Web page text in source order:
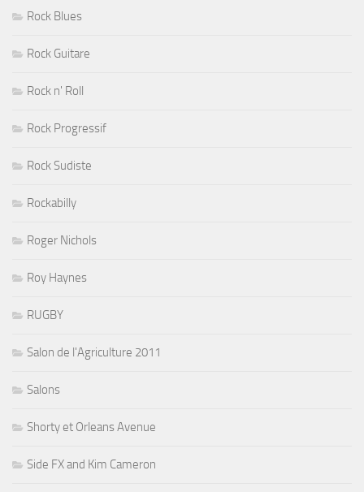
Rock Blues
Rock Guitare
Rock n' Roll
Rock Progressif
Rock Sudiste
Rockabilly
Roger Nichols
Roy Haynes
RUGBY
Salon de l'Agriculture 2011
Salons
Shorty et Orleans Avenue
Side FX and Kim Cameron